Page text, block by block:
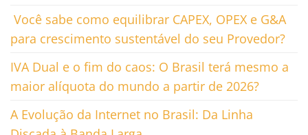
Você sabe como equilibrar CAPEX, OPEX e G&A
para crescimento sustentável do seu Provedor?
IVA Dual e o fim do caos: O Brasil terá mesmo a
maior alíquota do mundo a partir de 2026?
A Evolução da Internet no Brasil: Da Linha